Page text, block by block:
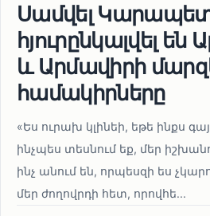
Սամվել
հյուրընկալվել
և Արմավիրի
համակիրները
«Ես ուրախ կլինեի, եթե ինքս
ինչպես տեսնում եք, մեր
ինչ անում են, որպեսզի ես
մեր ժողովրդի հետ, որովհե...